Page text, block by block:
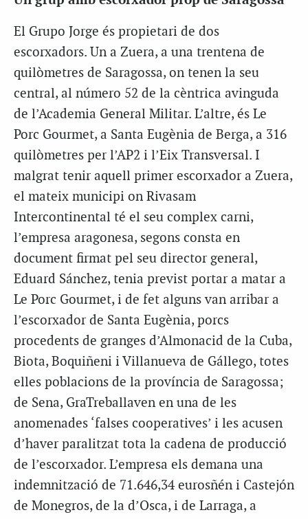
El Grupo Jorge és propietari de dos
escorxadors. Un a Zuera, a una trentena de
quilòmetres de Saragossa, on tenen la seu
central, al número 52 de la cèntrica avinguda
de l’Academia General Militar. L’altre, és Le
Porc Gourmet, a Santa Eugènia de Berga, a 316
quilòmetres per l’AP2 i l’Eix Transversal. I
malgrat tenir aquell primer escorxador a Zuera,
el mateix municipi on Rivasam
Intercontinental té el seu complex carni,
l’empresa aragonesa, segons consta en
document firmat pel seu director general,
Eduard Sánchez, tenia previst portar a matar a
Le Porc Gourmet, i de fet alguns van arribar a
l’escorxador de Santa Eugènia, porcs
procedents de granges d’Almonacid de la Cuba,
Biota, Boquiñeni i Villanueva de Gállego, totes
elles poblacions de la província de Saragossa;
de Sena, GraTreballaven en una de les
anomenades ‘falses cooperatives’ i les acusen
d’haver paralitzat tota la cadena de producció
de l’escorxador. L’empresa els demana una
indemnització de 71.646,34 eurosñén i Castejón
de Monegros, de la d’Osca, i de Larraga, a